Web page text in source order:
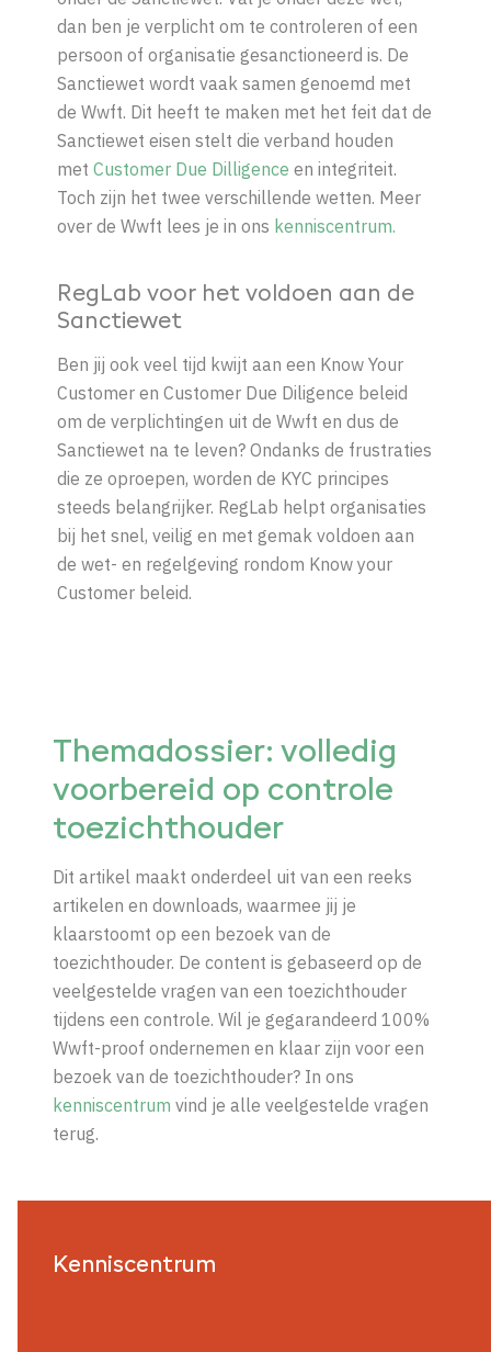
dan ben je verplicht om te controleren of een
persoon of organisatie gesanctioneerd is. De
Sanctiewet wordt vaak samen genoemd met
de Wwft. Dit heeft te maken met het feit dat de
Sanctiewet eisen stelt die verband houden
met Customer Due Dilligence en integriteit.
Toch zijn het twee verschillende wetten. Meer
over de Wwft lees je in ons kenniscentrum.
RegLab voor het voldoen aan de
Sanctiewet
Ben jij ook veel tijd kwijt aan een Know Your
Customer en Customer Due Diligence beleid
om de verplichtingen uit de Wwft en dus de
Sanctiewet na te leven? Ondanks de frustraties
die ze oproepen, worden de KYC principes
steeds belangrijker. RegLab helpt organisaties
bij het snel, veilig en met gemak voldoen aan
de wet- en regelgeving rondom Know your
Customer beleid.
Themadossier: volledig
voorbereid op controle
toezichthouder
Dit artikel maakt onderdeel uit van een reeks
artikelen en downloads, waarmee jij je
klaarstoomt op een bezoek van de
toezichthouder. De content is gebaseerd op de
veelgestelde vragen van een toezichthouder
tijdens een controle. Wil je gegarandeerd 100%
Wwft-proof ondernemen en klaar zijn voor een
bezoek van de toezichthouder? In ons
kenniscentrum vind je alle veelgestelde vragen
terug.
Kenniscentrum